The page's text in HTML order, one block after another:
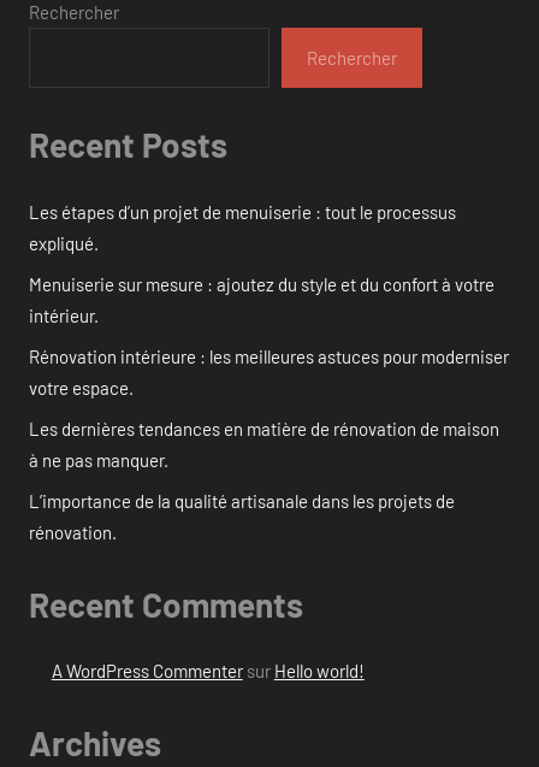
Rechercher
Rechercher
Recent Posts
Les étapes d’un projet de menuiserie : tout le processus
expliqué.
Menuiserie sur mesure : ajoutez du style et du confort à votre
intérieur.
Rénovation intérieure : les meilleures astuces pour moderniser
votre espace.
Les dernières tendances en matière de rénovation de maison
à ne pas manquer.
L’importance de la qualité artisanale dans les projets de
rénovation.
Recent Comments
A WordPress Commentersur Hello world!
Archives